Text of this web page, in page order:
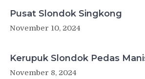
Pusat Slondok Singkong
November 10, 2024
Kerupuk Slondok Pedas
November 8, 2024